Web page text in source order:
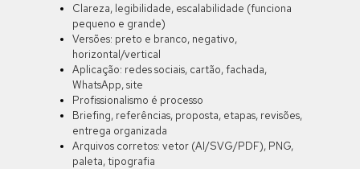
Clareza, legibilidade, escalabilidade (funciona
pequeno e grande)
Versões: preto e branco, negativo,
horizontal/vertical
Aplicação: redes sociais, cartão, fachada,
WhatsApp, site
Profissionalismo é processo
Briefing, referências, proposta, etapas, revisões,
entrega organizada
Arquivos corretos: vetor (AI/SVG/PDF), PNG,
paleta, tipografia